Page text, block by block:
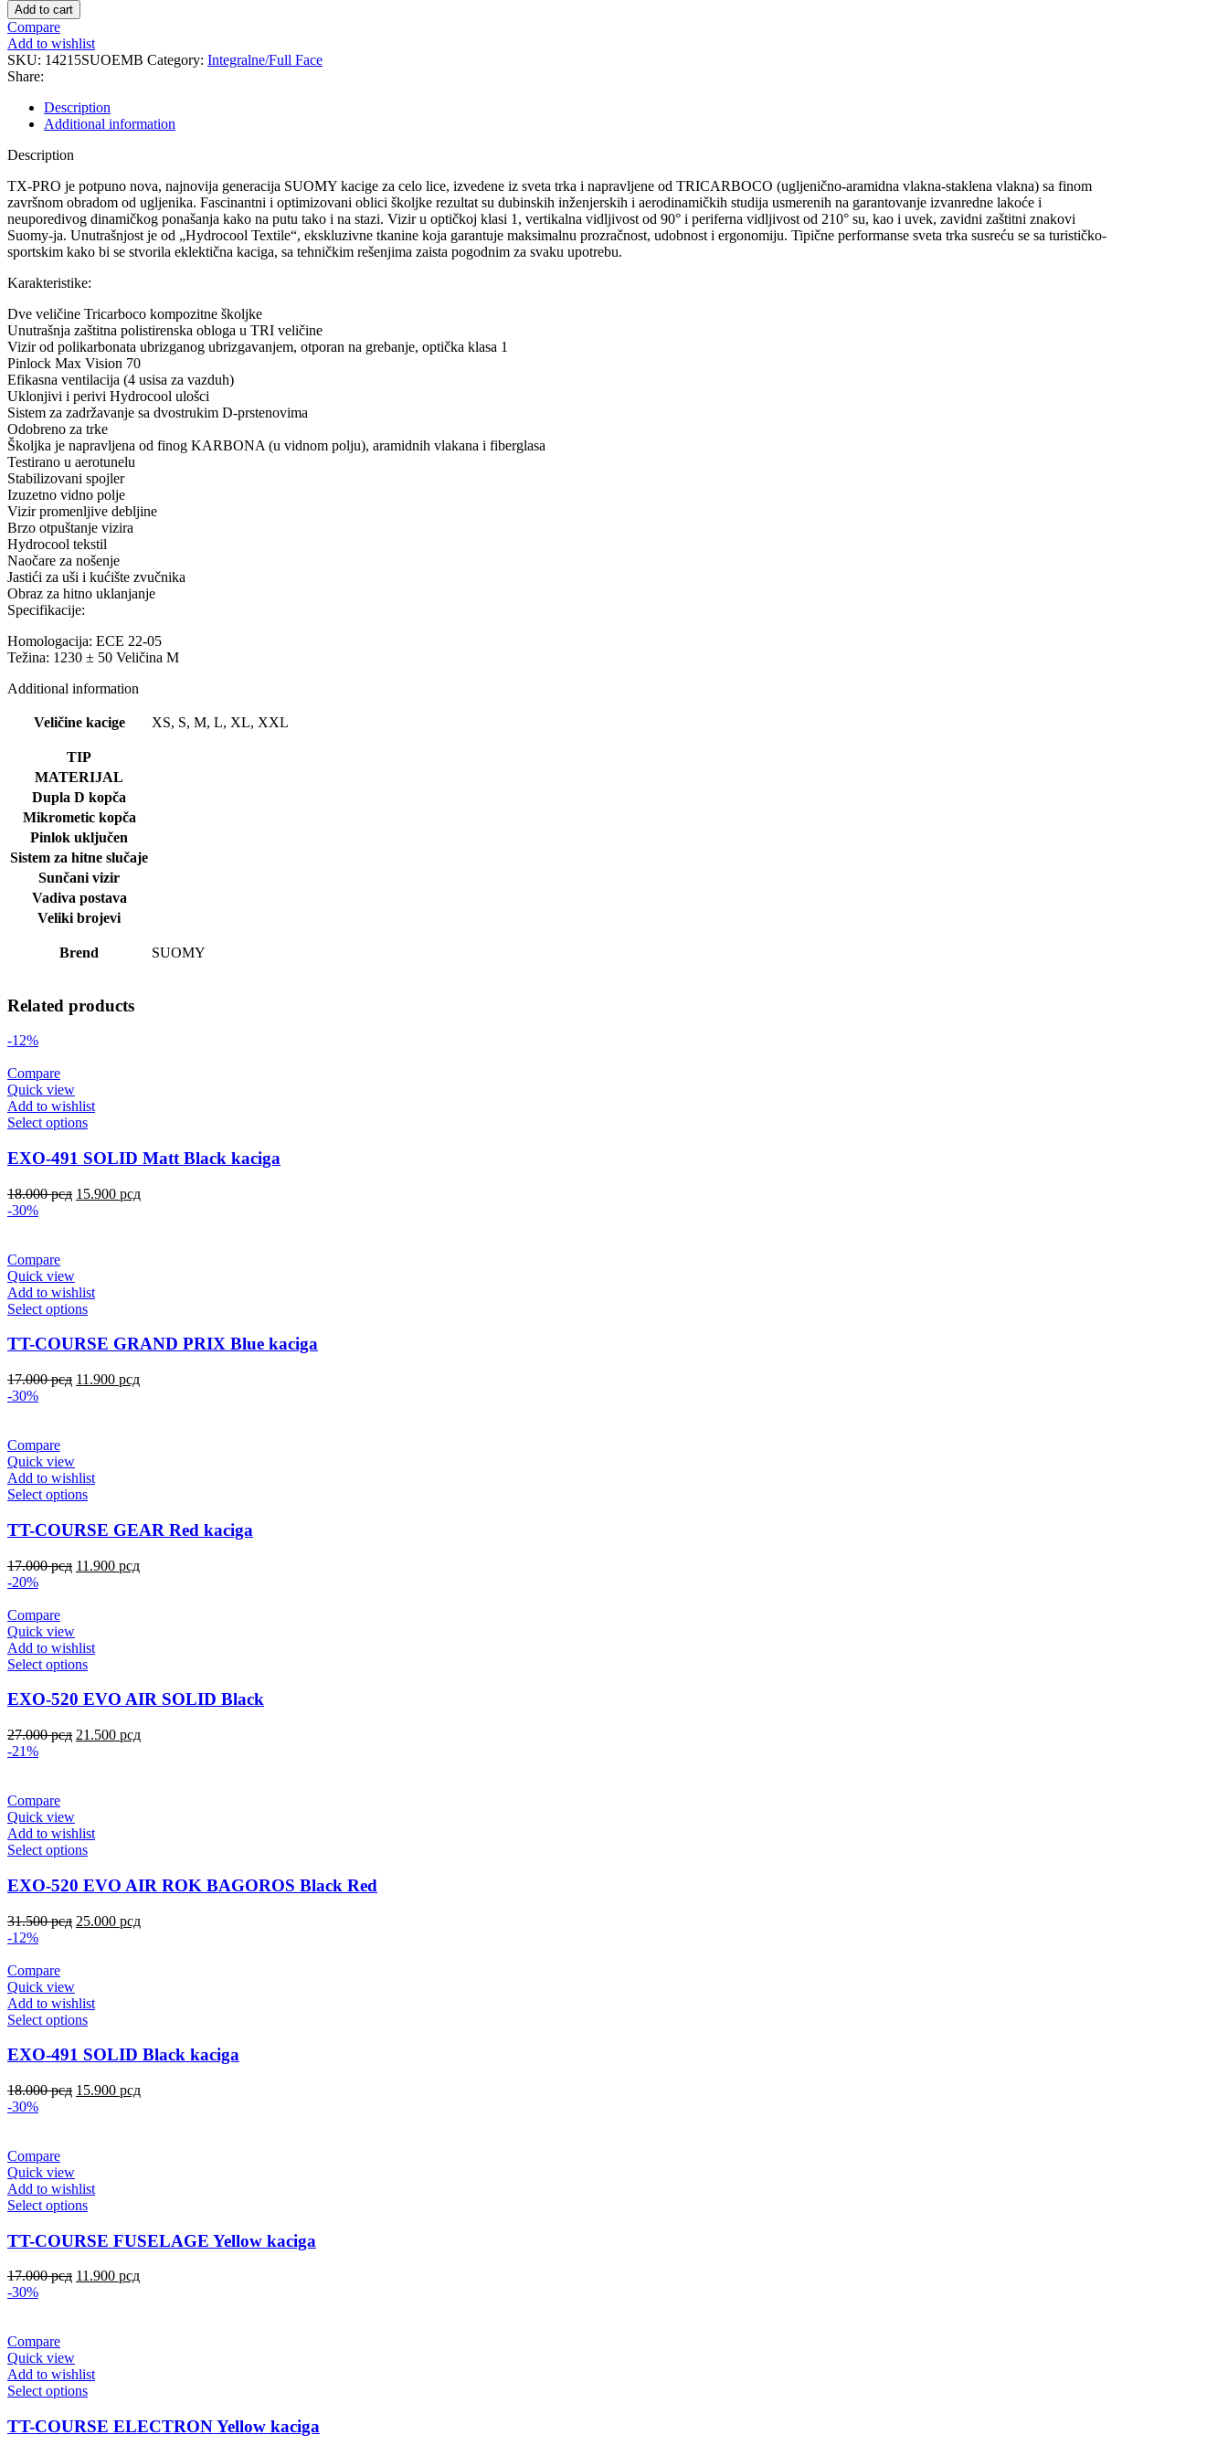
PRO
EMBLEM
kaciga
quantity
Add to cart
Compare
Add to wishlist
SKU: 14215SUOEMB Category: Integralne/Full Face
Share:
Description
Additional information
Description
TX-PRO je potpuno nova, najnovija generacija SUOMY kacige za celo lice, izvedene iz sveta trka i napravljene od TRICARBOCO (ugljenično-aramidna vlakna-staklena vlakna) sa finom
završnom obradom od ugljenika. Fascinantni i optimizovani oblici školjke rezultat su dubinskih inženjerskih i aerodinamičkih studija usmerenih na garantovanje izvanredne lakoće i
neuporedivog dinamičkog ponašanja kako na putu tako i na stazi. Vizir u optičkoj klasi 1, vertikalna vidljivost od 90° i periferna vidljivost od 210° su, kao i uvek, zavidni zaštitni znakovi
Suomy-ja. Unutrašnjost je od „Hydrocool Textile“, ekskluzivne tkanine koja garantuje maksimalnu prozračnost, udobnost i ergonomiju. Tipične performanse sveta trka susreću se sa turističko-
sportskim kako bi se stvorila eklektična kaciga, sa tehničkim rešenjima zaista pogodnim za svaku upotrebu.
Karakteristike:
Dve veličine Tricarboco kompozitne školjke
Unutrašnja zaštitna polistirenska obloga u TRI veličine
Vizir od polikarbonata ubrizganog ubrizgavanjem, otporan na grebanje, optička klasa 1
Pinlock Max Vision 70
Efikasna ventilacija (4 usisa za vazduh)
Uklonjivi i perivi Hydrocool ulošci
Sistem za zadržavanje sa dvostrukim D-prstenovima
Odobreno za trke
Školjka je napravljena od finog KARBONA (u vidnom polju), aramidnih vlakana i fiberglasa
Testirano u aerotunelu
Stabilizovani spojler
Izuzetno vidno polje
Vizir promenljive debljine
Brzo otpuštanje vizira
Hydrocool tekstil
Naočare za nošenje
Jastići za uši i kućište zvučnika
Obraz za hitno uklanjanje
Specifikacije:
Homologacija: ECE 22-05
Težina: 1230 ± 50 Veličina M
Additional information
Veličine kacige XS, S, M, L, XL, XXL
TIP
MATERIJAL
Dupla D kopča
Mikrometic kopča
Pinlok uključen
Sistem za hitne slučaje
Sunčani vizir
Vadiva postava
Veliki brojevi
Brend SUOMY
Related products
-12%
Compare
Quick view
Add to wishlist
Select options
EXO-491 SOLID Matt Black kaciga
18.000рсд 15.900 рсд
-30%
Compare
Quick view
Add to wishlist
Select options
TT-COURSE GRAND PRIX Blue kaciga
17.000рсд 11.900 рсд
-30%
Compare
Quick view
Add to wishlist
Select options
TT-COURSE GEAR Red kaciga
17.000рсд 11.900 рсд
-20%
Compare
Quick view
Add to wishlist
Select options
EXO-520 EVO AIR SOLID Black
27.000рсд 21.500 рсд
-21%
Compare
Quick view
Add to wishlist
Select options
EXO-520 EVO AIR ROK BAGOROS Black Red
31.500рсд 25.000 рсд
-12%
Compare
Quick view
Add to wishlist
Select options
EXO-491 SOLID Black kaciga
18.000рсд 15.900 рсд
-30%
Compare
Quick view
Add to wishlist
Select options
TT-COURSE FUSELAGE Yellow kaciga
17.000рсд 11.900 рсд
-30%
Compare
Quick view
Add to wishlist
Select options
TT-COURSE ELECTRON Yellow kaciga